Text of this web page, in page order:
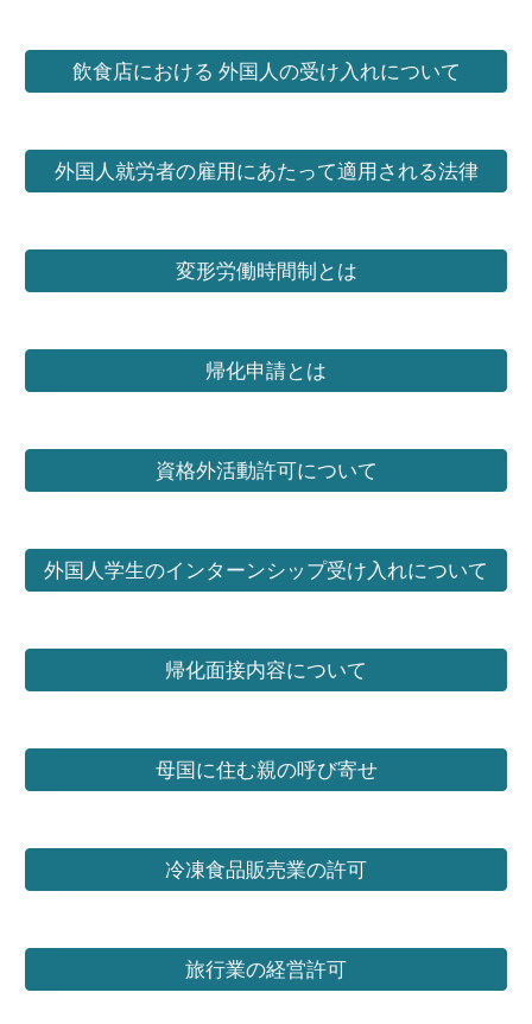
飲食店における 外国人の受け入れについて
外国人就労者の雇用にあたって適用される法律
変形労働時間制とは
帰化申請とは
資格外活動許可について
外国人学生のインターンシップ受け入れについて
帰化面接内容について
母国に住む親の呼び寄せ
冷凍食品販売業の許可
旅行業の経営許可